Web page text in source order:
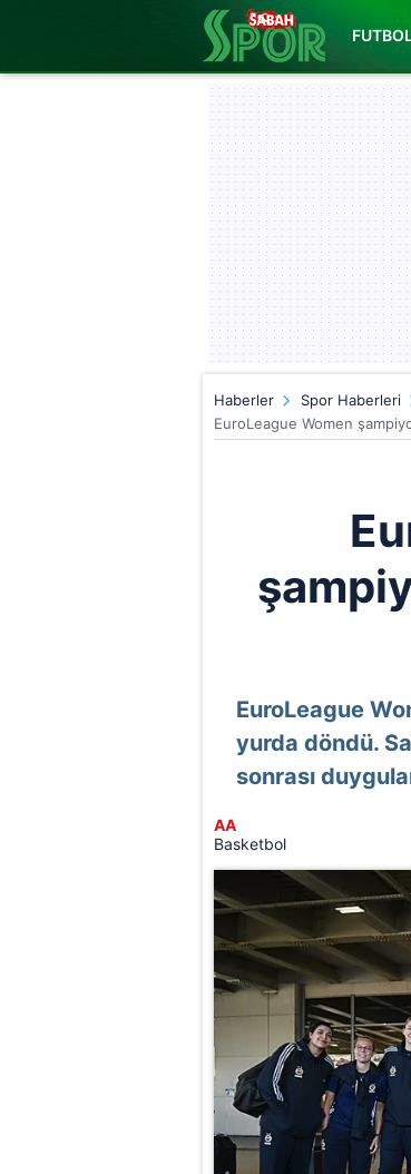
Haberler Spor Haberleri
EuroLeague Women
EuroLeague
yurda döndü.
sonrası
AA
Basketbol